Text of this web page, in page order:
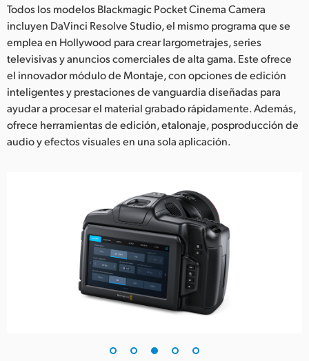
Todos los modelos Blackmagic Pocket Cinema Camera
incluyen DaVinci Resolve Studio, el mismo programa que se
emplea en Hollywood para crear largometrajes, series
televisivas y anuncios comerciales de alta gama. Este ofrece
el innovador módulo de Montaje, con opciones de edición
inteligentes y prestaciones de vanguardia diseñadas para
ayudar a procesar el material grabado rápidamente. Además,
ofrece herramientas de edición, etalonaje, posproducción de
audio y efectos visuales en una sola aplicación.